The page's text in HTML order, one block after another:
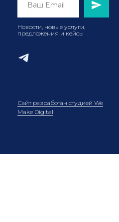
Новости, новые услуги,
предложения и кейсы
Сайт разработан студией We
Make Digital